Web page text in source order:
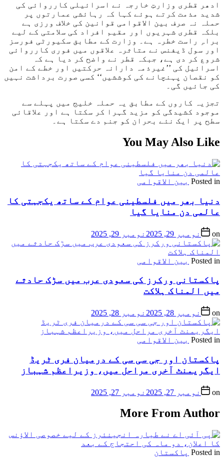
ادھر قطری وزارتِ خارجہ نے اسرائیلی کارروائی کی
شدید مذمت کرتے ہوئے کہا کہ رہائشی عمارتوں پر
حملہ نہ صرف بین الاقوامی قوانین کی خلاف ورزی ہے
بلکہ قطری شہریوں اور مقیم افراد کی سلامتی کے لیے
براہِ راست خطرہ ہے۔ وزارت کے مطابق سکیورٹی فورسز
اور سول ڈیفنس نے متاثرہ علاقوں میں فوری کارروائی
شروع کر دی ہے، جبکہ قطر نے واضح کر دیا ہے کہ
اسرائیل کی ’’غیرذمہ دارانہ حرکتیں اور خطے کے امن
کو نقصان پہنچانے کی کوششیں‘‘ کسی صورت برداشت نہیں
کی جائیں گی۔
تجزیہ کاروں کے مطابق یہ حملہ خلیج میں پہلے سے
موجود کشیدگی کو مزید گہرا کر سکتا ہے اور علاقائی
سطح پر ایک نئے بحران کو جنم دے سکتا ہے۔
You May Also Like
Posted in بین الاقوامی
دنیا بھر میں فلسطینی عوام کے ساتھ یکجہتی کا
عالمی دن منایا گیا
on نومبر 29, 2025 نومبر 29, 2025
Posted in بین الاقوامی
پاکستانی ورکرز کی سعودی عرب میں سڑک حادثے
میں المناک ہلاکت
on نومبر 28, 2025 نومبر 28, 2025
Posted in بین الاقوامی
پاکستان اور جی سی سی کے درمیان فری ٹریڈ
ایگریمنٹ آخری مراحل میں، وزیراعظم شہباز
on نومبر 27, 2025 نومبر 27, 2025
More From Author
Posted in پاکستان